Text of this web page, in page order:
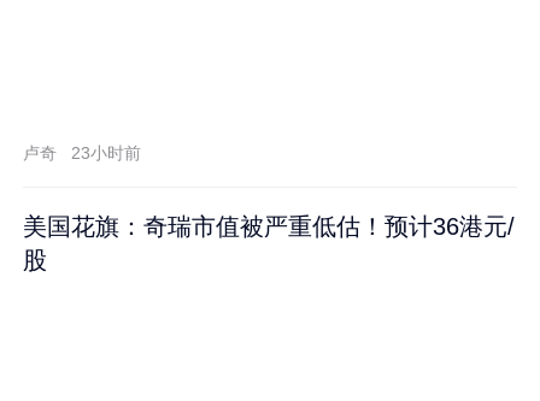
卢奇 23小时前
美国花旗：奇瑞市值被严重低估！预计36港元/
股